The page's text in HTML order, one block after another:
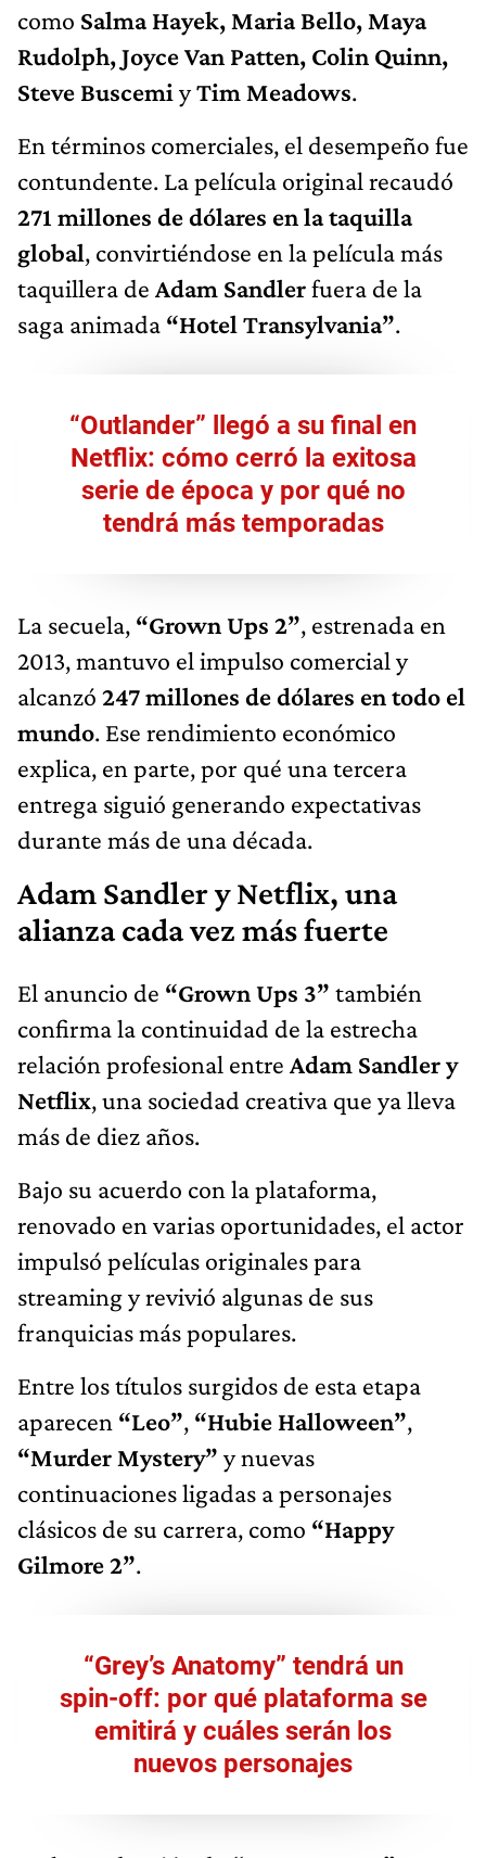
como Salma Hayek, Maria Bello, Maya
Rudolph, Joyce Van Patten, Colin Quinn,
Steve Buscemi yTim Meadows.
En términos comerciales, el desempeño fue
contundente. La película original recaudó
271 millones de dólares en la taquilla
global, convirtiéndose en la película más
taquillera de Adam Sandlerfuera de la
saga animada “Hotel Transylvania”.
“Outlander” llegó a su final en
Netflix: cómo cerró la exitosa
serie de época y por qué no
tendrá más temporadas
La secuela, “Grown Ups 2”, estrenada en
2013, mantuvo el impulso comercial y
alcanzó 247 millones de dólares en todo el
mundo. Ese rendimiento económico
explica, en parte, por qué una tercera
entrega siguió generando expectativas
durante más de una década.
Adam Sandler y Netflix, una
alianza cada vez más fuerte
El anuncio de “Grown Ups 3” también
confirma la continuidad de la estrecha
relación profesional entre Adam Sandler y
Netflix, una sociedad creativa que ya lleva
más de diez años.
Bajo su acuerdo con la plataforma,
renovado en varias oportunidades, el actor
impulsó películas originales para
streaming y revivió algunas de sus
franquicias más populares.
Entre los títulos surgidos de esta etapa
aparecen “Leo”, “Hubie Halloween”,
“Murder Mystery” y nuevas
continuaciones ligadas a personajes
clásicos de su carrera, como “Happy
Gilmore 2”.
“Grey’s Anatomy” tendrá un
spin-off: por qué plataforma se
emitirá y cuáles serán los
nuevos personajes